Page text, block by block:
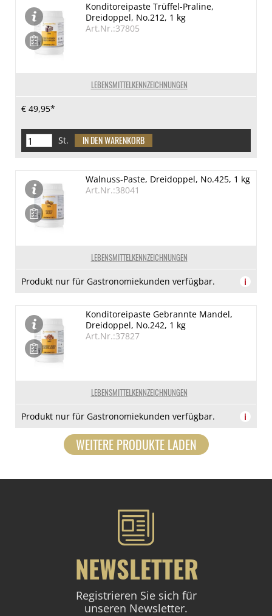
LEBENSMITTELKENNZEICHNUNGEN
Konditoreipaste Trüffel-Praline,
Dreidoppel, No.212, 1 kg
Art.Nr.:37805
€ 49,95*
St.
LEBENSMITTELKENNZEICHNUNGEN
Walnuss-Paste, Dreidoppel, No.425, 1 kg
Art.Nr.:38041
Produkt nur für Gastronomiekunden verfügbar. i
LEBENSMITTELKENNZEICHNUNGEN
Konditoreipaste Gebrannte Mandel,
Dreidoppel, No.242, 1 kg
Art.Nr.:37827
Produkt nur für Gastronomiekunden verfügbar. i
WEITERE PRODUKTE LADEN
NEWSLETTER
Registrieren Sie sich für
unseren Newsletter.